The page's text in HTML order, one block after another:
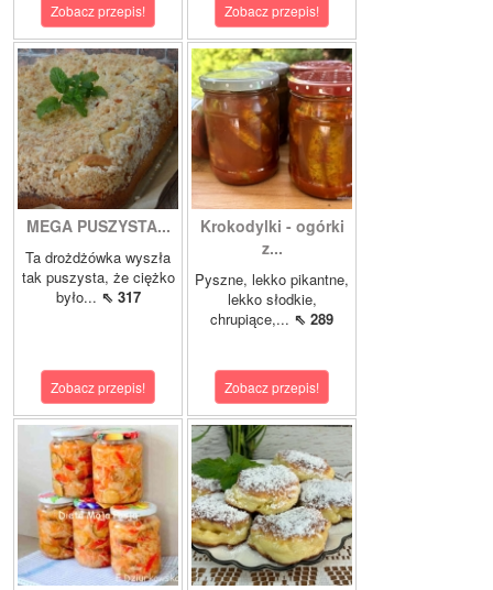
Zobacz przepis! Zobacz przepis!
MEGA PUSZYSTA...
Ta drożdżówka wyszła
tak puszysta, że ciężko
było... ⇖ 317
Zobacz przepis!
Krokodylki - ogórki
z...
Pyszne, lekko pikantne,
lekko słodkie,
chrupiące,... ⇖ 289
Zobacz przepis!